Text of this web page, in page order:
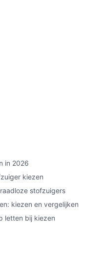
in 2026
kiezen
stofzuigers
kiezen en vergelijken
letten bij kiezen